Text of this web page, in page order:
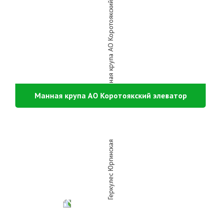
Манная крупа АО Коротоякский элеватор